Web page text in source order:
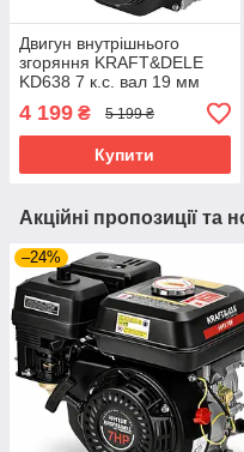
Двигун внутрішнього
згоряння KRAFT&DELE
KD638 7 к.с. вал 19 мм
двигун для садової техніки
двигун бензиновий
4 199 ₴ 5 199 ₴
Купити
Акційні пропозиції та
–24%